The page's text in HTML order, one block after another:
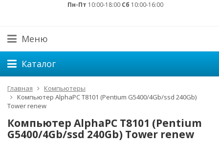
Пн-Пт 10:00-18:00 Сб 10:00-16:00
Меню
Каталог
Главная
Компьютеры
Компьютер AlphaPC T8101 (Pentium G5400/4Gb/ssd 240Gb)
Tower renew
Компьютер AlphaPC T8101 (Pentium
G5400/4Gb/ssd 240Gb) Tower renew